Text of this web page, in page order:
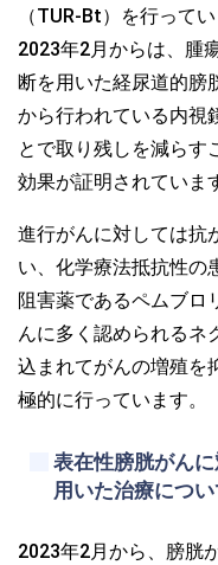
（TUR-Bt）を行ってい
2023年2月からは、腫
断を用いた経尿道的膀
から行われている内視
とで取り残しを減らす
効果が証明されていま
進行がんに対しては抗
い、化学療法抵抗性の
阻害薬であるペムブロ
んに多く認められるネ
込まれてがんの増殖を
極的に行っています。
表在性膀胱がん
用いた治療につい
2023年2月から、膀胱